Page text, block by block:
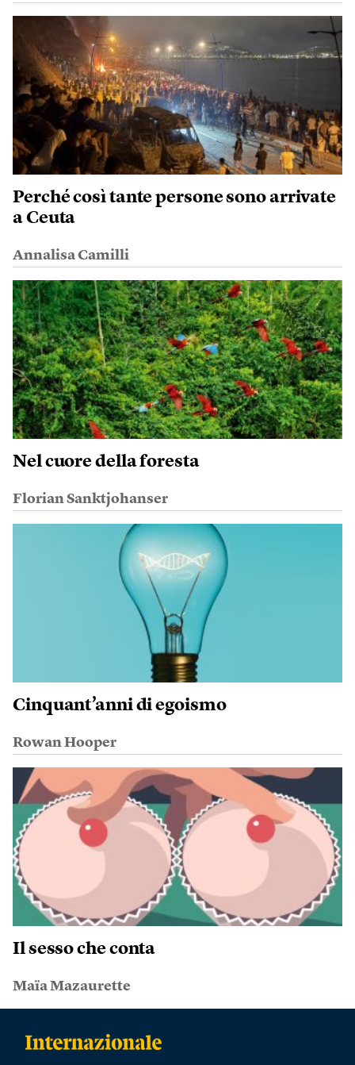
Perché così tante persone sono arrivate
a Ceuta
Annalisa Camilli
Nel cuore della foresta
Florian Sanktjohanser
Cinquant’anni di egoismo
Rowan Hooper
Il sesso che conta
Maïa Mazaurette